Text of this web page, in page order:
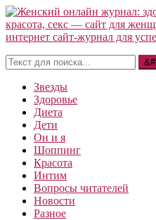
Звезды
Здоровье
Диета
Дети
Он и я
Шоппинг
Красота
Интим
Вопросы читателей
Новости
Разное